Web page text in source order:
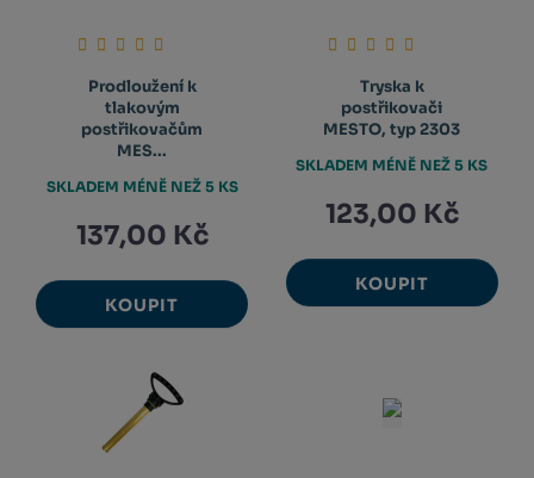
Prodloužení k
tlakovým
postřikovačům
MES...
137,00 Kč
KOUPIT
SKLADEM MÉNĚ NEŽ 5 KS
Tryska k
postřikovači
MESTO, typ 2303
123,00 Kč
KOUPIT
SKLADEM MÉNĚ NEŽ 5 KS